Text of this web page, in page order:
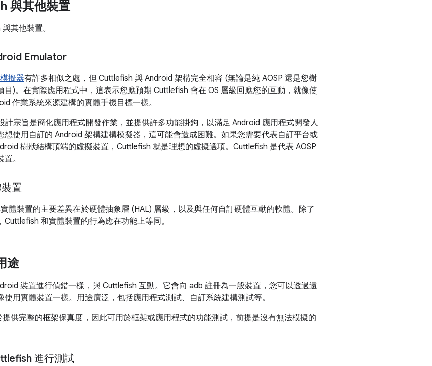
與其他裝置
其他裝置。
Emulator
擬器有許多相似之處，但 Cuttlefish 與 Android 架構完全相容 (無論是純 AOSP 還是您樹
目)。在實際應用程式中，這表示您應預期 Cuttlefish 會在 OS 層級回應您的互動，就像使
作業系統來源建構的實體手機目標一樣。
計宗旨是簡化應用程式開發作業，並提供許多功能掛鉤，以滿足 Android 應用程式開發人
想使用自訂的 Android 架構建構模擬器，這可能會造成困難。如果您需要代表自訂平台或
樹狀結構頂端的虛擬裝置，Cuttlefish 就是理想的虛擬選項。Cuttlefish 是代表 AOSP
。
置
體裝置的主要差異在於硬體抽象層 (HAL) 層級，以及與任何自訂硬體互動的軟體。除了
和實體裝置的行為應在功能上等同。
途
裝置進行偵錯一樣，與 Cuttlefish 互動。它會向 adb 註冊為一般裝置，您可以透過遠
用實體裝置一樣。用途廣泛，包括應用程式測試、自訂系統建構測試等。
供完整的框架保真度，因此可用於框架或應用程式的功能測試，前提是沒有無法模擬的
進行測試